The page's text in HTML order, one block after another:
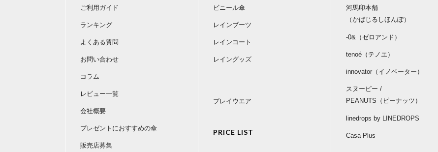
ご利用ガイド
ランキング
よくある質問
お問い合わせ
コラム
レビュー一覧
会社概要
プレゼントにおすすめの傘
販売店募集
ビニール傘
レインブーツ
レインコート
レイングッズ
プレイウエア
PRICE LIST
河馬印本舗
（かばじるしほんぽ）
-0&（ゼロアンド）
tenoé（テノエ）
innovator（イノベーター）
スヌーピー /
PEANUTS（ピーナッツ）
linedrops by LINEDROPS
Casa Plus